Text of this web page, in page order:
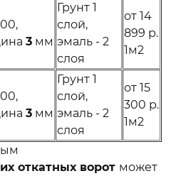
3 мм
Грунт 1
слой,
эмаль - 2
слоя
от 14
899 р.
1м2
3 мм
Грунт 1
слой,
эмаль - 2
слоя
от 15
300 р.
1м2
откатных ворот может